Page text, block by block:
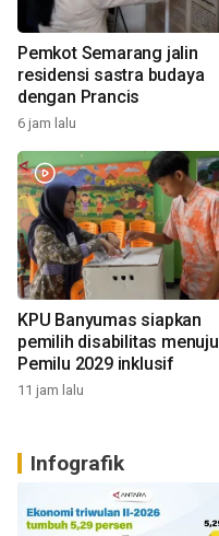
Pemkot Semarang jalin
residensi sastra budaya
dengan Prancis
6 jam lalu
KPU Banyumas siapkan
pemilih disabilitas menuju
Pemilu 2029 inklusif
11 jam lalu
Infografik